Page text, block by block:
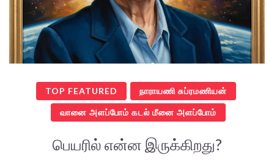
TOP FEATURED நாராயணி சுப்ரமணியன்
வானை அளப்போம் கடல் மீனை அளப்போம்
பெயரில் என்ன இருக்கிறது?